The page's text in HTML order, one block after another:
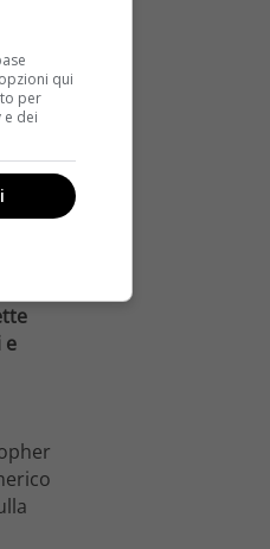
e
qui
per
e dei